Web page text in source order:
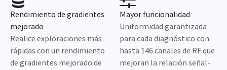
Rendimiento de gradientes
mejorado
Realice exploraciones más
rápidas con un rendimiento
de gradientes mejorado de
Mayor funcionalidad
Uniformidad garantizada
para cada diagnóstico con
hasta 146 canales de RF que
mejoran la relación señal-